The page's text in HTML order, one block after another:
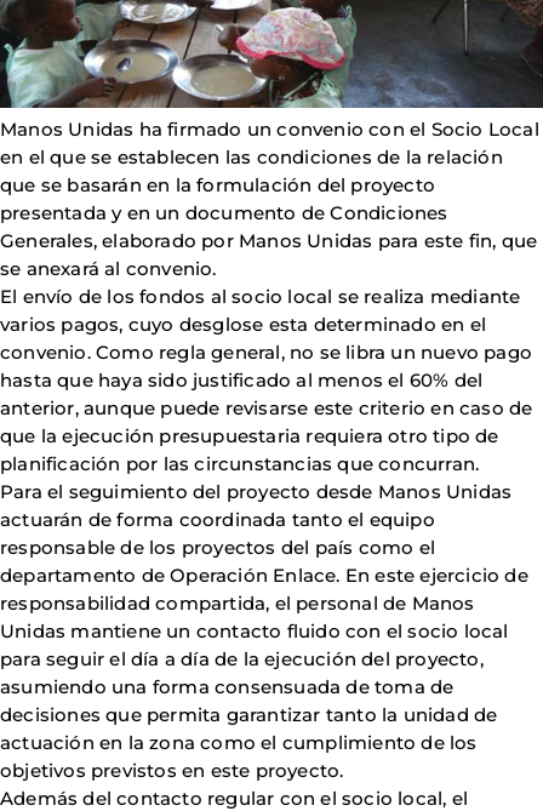
Manos Unidas ha firmado un convenio con el Socio Local
en el que se establecen las condiciones de la relación
que se basarán en la formulación del proyecto
presentada y en un documento de Condiciones
Generales, elaborado por Manos Unidas para este fin, que
se anexará al convenio.
El envío de los fondos al socio local se realiza mediante
varios pagos, cuyo desglose esta determinado en el
convenio. Como regla general, no se libra un nuevo pago
hasta que haya sido justificado al menos el 60% del
anterior, aunque puede revisarse este criterio en caso de
que la ejecución presupuestaria requiera otro tipo de
planificación por las circunstancias que concurran.
Para el seguimiento del proyecto desde Manos Unidas
actuarán de forma coordinada tanto el equipo
responsable de los proyectos del país como el
departamento de Operación Enlace. En este ejercicio de
responsabilidad compartida, el personal de Manos
Unidas mantiene un contacto fluido con el socio local
para seguir el día a día de la ejecución del proyecto,
asumiendo una forma consensuada de toma de
decisiones que permita garantizar tanto la unidad de
actuación en la zona como el cumplimiento de los
objetivos previstos en este proyecto.
Además del contacto regular con el socio local, el